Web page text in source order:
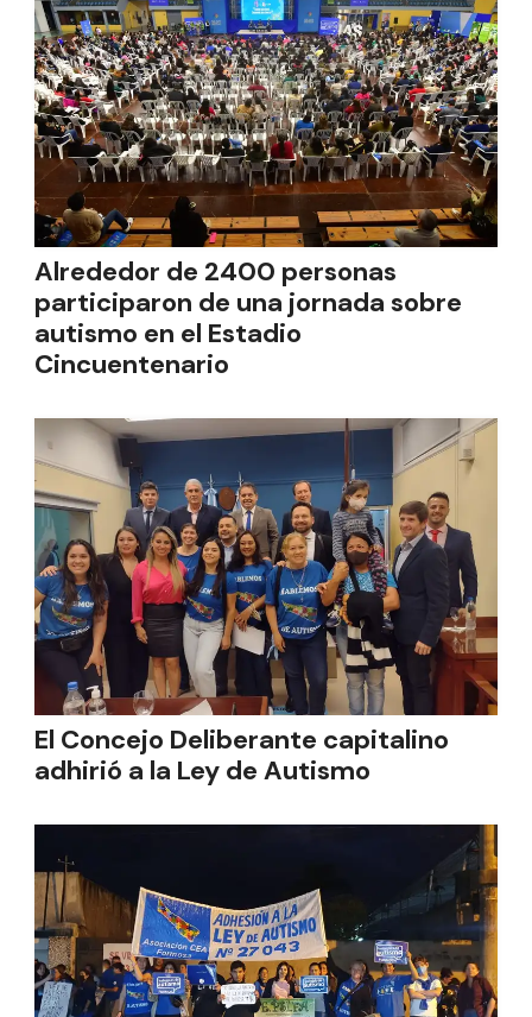
Alrededor de 2400 personas
participaron de una jornada sobre
autismo en el Estadio
Cincuentenario
El Concejo Deliberante capitalino
adhirió a la Ley de Autismo